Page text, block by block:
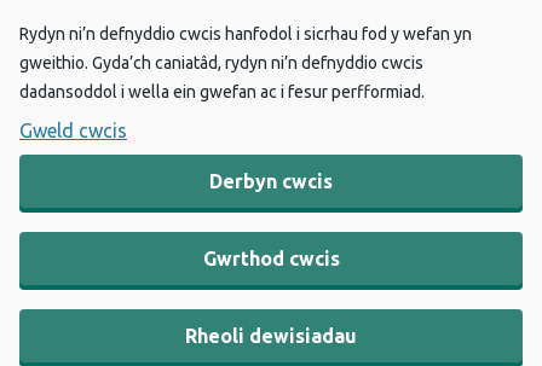
Rydyn ni’n defnyddio cwcis hanfodol i sicrhau fod y wefan yn
gweithio. Gyda’ch caniatâd, rydyn ni’n defnyddio cwcis
dadansoddol i wella ein gwefan ac i fesur perfformiad.
Gweld cwcis
Derbyn cwcis
Gwrthod cwcis
Rheoli dewisiadau